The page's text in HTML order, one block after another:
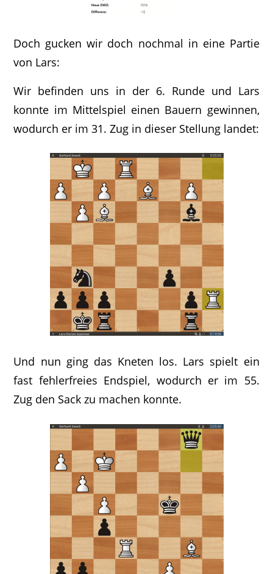
Doch gucken wir doch nochmal in eine Partie
von Lars:
Wir befinden uns in der 6. Runde und Lars
konnte im Mittelspiel einen Bauern gewinnen,
wodurch er im 31. Zug in dieser Stellung landet:
Und nun ging das Kneten los. Lars spielt ein
fast fehlerfreies Endspiel, wodurch er im 55.
Zug den Sack zu machen konnte.